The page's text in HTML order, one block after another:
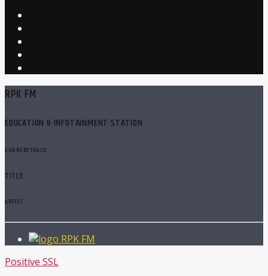
RPK FM
EDUCATION & INFOTAINMENT STATION
CURRENT TRACK
TITLE
ARTIST
RPK FM
Positive SSL